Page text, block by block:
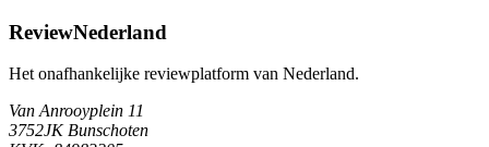
ReviewNederland
Het onafhankelijke reviewplatform van Nederland.
Van Anrooyplein 11
3752JK Bunschoten